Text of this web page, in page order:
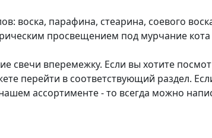
воска, парафина, стеарина, соевого
просвещением под мурчание
свечи вперемежку. Если вы хотите
перейти в соответствующий раздел.
ассортименте - то всегда можно